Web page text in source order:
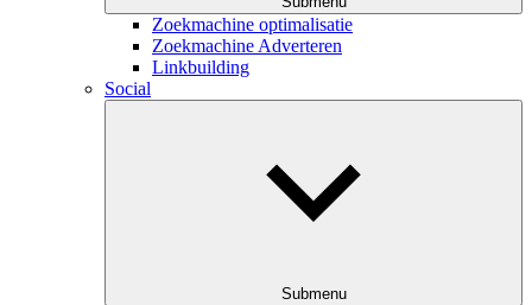
Zoekmachine optimalisatie
Zoekmachine Adverteren
Linkbuilding
Social
Submenu